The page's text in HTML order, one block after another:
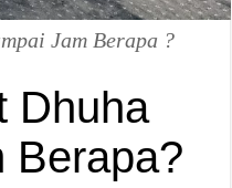
Jam Berapa ?
Dhuha
Berapa?